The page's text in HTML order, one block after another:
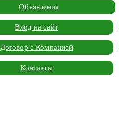
Объявления
Вход на сайт
Договор с Компанией
Контакты